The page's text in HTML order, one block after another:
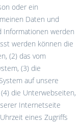
oder ein
Daten und
Informationen werden
werden können die
(2) das vom
(3) die
auf unsere
die Unterwebseiten,
Internetseite
eines Zugriffs